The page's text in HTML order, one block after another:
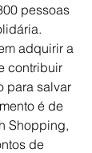
pessoas
adquirir a
contribuir
para salvar
é de
Shopping,
de